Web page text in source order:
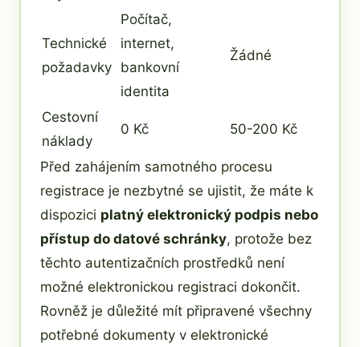
Technické
požadavky
Počítač,
internet,
bankovní
identita
Žádné
Cestovní
náklady
0 Kč 50-200 Kč
Před zahájením samotného procesu
registrace je nezbytné se ujistit, že máte k
dispozici platný elektronický podpis nebo
přístup do datové schránky, protože bez
těchto autentizačních prostředků není
možné elektronickou registraci dokončit.
Rovněž je důležité mít připravené všechny
potřebné dokumenty v elektronické